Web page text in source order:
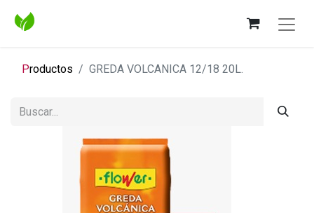
Productos GREDA VOLCANICA 12/18 20L.